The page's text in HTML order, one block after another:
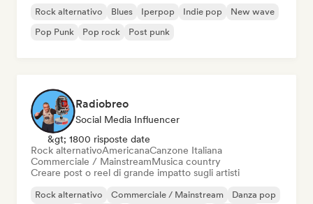
Rock alternativo Blues Iperpop Indie pop
New wave
Pop Punk
Pop rock Post punk
Radiobreo
Social Media Influencer
&gt; 1800 risposte date
Rock alternativoAmericanaCanzone Italiana
Commerciale / MainstreamMusica country
Creare post o reel di grande impatto sugli artisti
Rock alternativo Commerciale / Mainstream
Danza pop